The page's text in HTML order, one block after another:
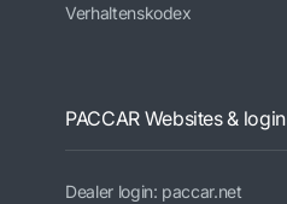
Verhaltenskodex
PACCAR Websites & login
Dealer login: paccar.net